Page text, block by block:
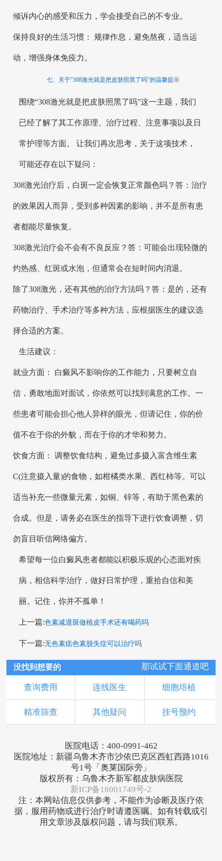
倾诉内心的感受和压力，学会接受自己的不专业。
保持良好的生活习惯： 规律作息，避免熬夜，适当运
动，增强身体免疫力。
七、关于"308激光就是把皮肤照黑了吗"的温馨提示
围绕“308激光就是把皮肤照黑了吗”这一主题，我们
已经了解了其工作原理、治疗过程、注意事项以及日
常护理等方面。 让我们再次思考，关于这项技术，
可能还存在以下疑问：
308激光治疗后，白斑一定会恢复正常颜色吗？答：治疗
的效果因人而异，受到多种因素的影响，并不是所有患
者都能尽量恢复。
308激光治疗会不会有不良反应？答：可能会出现轻微的
灼热感、红斑或水泡，但通常会在短时间内消退。
除了308激光，还有其他的治疗方法吗？答：是的，还有
药物治疗、手术治疗等多种方法，应根据医生的建议选
择合适的方案。
生活建议：
就业方面： 白癜风不影响你的工作能力，只要树立自
信，勇敢地面对面试，你依然可以找到满意的工作。一
些患者可能会担心他人异样的眼光，但请记住，你的价
值不在于你的外貌，而在于你的才华和努力。
饮食方面： 调整饮食结构，避免过多摄入富含维生素
C(注意摄入量)的食物，如柑橘类水果、西红柿等。可以
适当补充一些微量元素，如铜、锌等，有助于黑色素的
合成。但是，请务必在医生的指导下进行饮食调整，切
勿盲目听信网络偏方。
希望每一位白癜风患者都能以积极乐观的心态面对疾
病，相信科学治疗，做好日常护理，重拾自信和美
丽。记住，你并不孤单！
上一篇:色素减退斑做植皮手术还有喝药吗
下一篇:无色素痣色素脱失症可以治疗吗
没找到想要的 那试试下面通道吧
查询费用 连线医生 细胞培植
精准筛查 其他疑问 挂号预约
医院电话：400-0991-462
医院地址：新疆乌鲁木齐市沙依巴克区西虹西路1016
号1号「奥莱国际旁」
版权所有：乌鲁木齐新军都皮肤病医院
新ICP备16001749号-2
注：本网站信息仅供参考，不能作为诊断及医疗依
据，服用药物或进行治疗时请遵医嘱。如有转载或引
用文章涉及版权问题，请与我们联系。